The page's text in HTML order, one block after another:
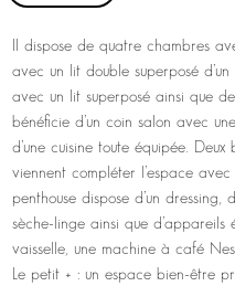
II dispose de quatre chambres
avec un lit double superposé
avec un lit superposé ainsi que
bénéficie d’un coin salon avec
d’une cuisine toute équipée.
viennent compléter l’espace
penthouse dispose d’un
sèche-linge ainsi que d’appareils
vaisselle, une machine à café
Le petit + : un espace bien-être